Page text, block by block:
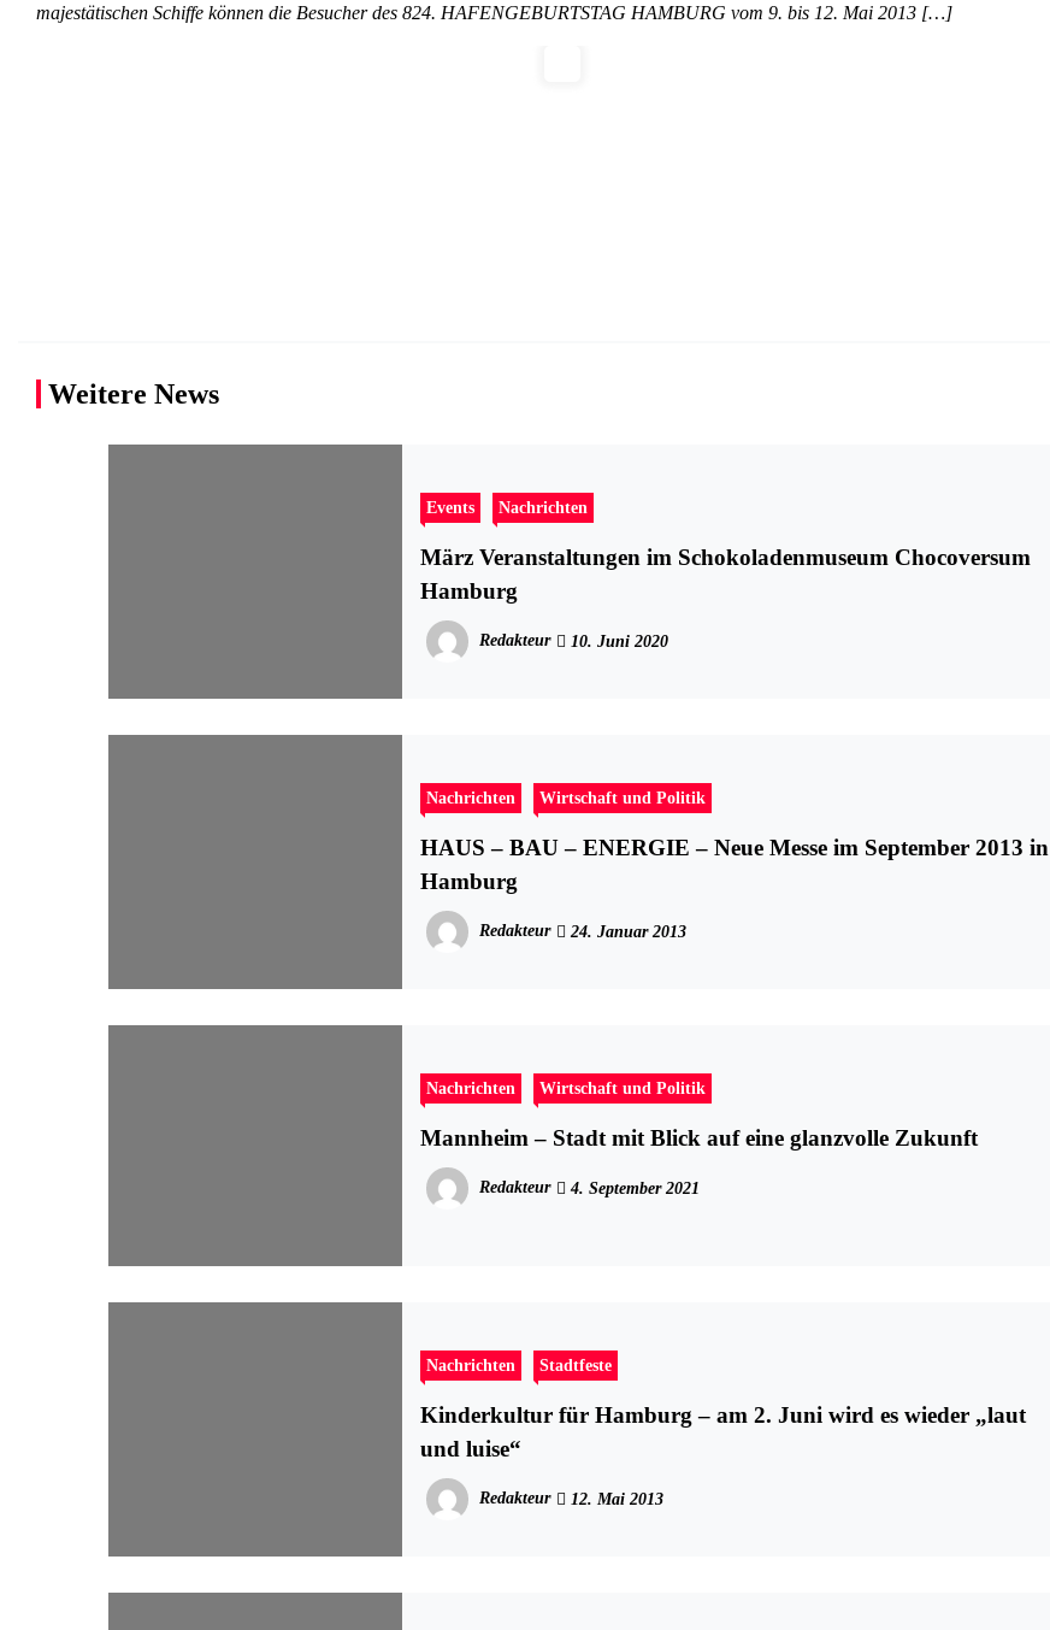
majestätischen Schiffe können die Besucher des 824. HAFENGEBURTSTAG HAMBURG vom 9. bis 12. Mai 2013 […]
Weitere News
Events Nachrichten
März Veranstaltungen im Schokoladenmuseum Chocoversum
Hamburg
Redakteur 10. Juni 2020
Nachrichten Wirtschaft und Politik
HAUS – BAU – ENERGIE – Neue Messe im September 2013 in
Hamburg
Redakteur 24. Januar 2013
Nachrichten Wirtschaft und Politik
Mannheim – Stadt mit Blick auf eine glanzvolle Zukunft
Redakteur 4. September 2021
Nachrichten Stadtfeste
Kinderkultur für Hamburg – am 2. Juni wird es wieder „laut
und luise“
Redakteur 12. Mai 2013